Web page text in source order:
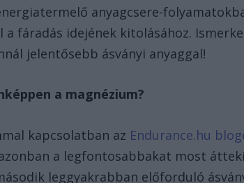
anyagcsere-
a fáradás idejének kitolásához.
jelentősebb ásványi anyaggal!
a magnézium?
kapcsolatban az Endurance.hu
a legfontosabbakat most
leggyakrabban előforduló